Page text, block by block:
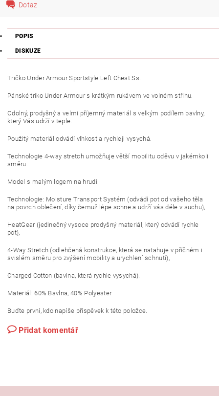
Dotaz
POPIS
DISKUZE
Tričko Under Armour Sportstyle Left Chest Ss.
Pánské triko Under Armour s krátkým rukávem ve volném střihu.
Odolný, prodyšný a velmi příjemný materiál s velkým podílem bavlny,
který Vás udrží v teple.
Použitý materiál odvádí vlhkost a rychleji vysychá.
Technologie 4-way stretch umožňuje větší mobilitu oděvu v jakémkoli
směru.
Model s malým logem na hrudi.
Technologie: Moisture Transport Systém (odvádí pot od vašeho těla
na povrch oblečení, díky čemuž lépe schne a udrží vás déle v suchu),
HeatGear (jedinečný vysoce prodyšný materiál, který odvádí rychle
pot),
4-Way Stretch (odlehčená konstrukce, která se natahuje v příčném i
svislém směru pro zvýšení mobility a urychlení schnutí),
Charged Cotton (bavlna, která rychle vysychá).
Materiál: 60% Bavlna, 40% Polyester
Buďte první, kdo napíše příspěvek k této položce.
Přidat komentář